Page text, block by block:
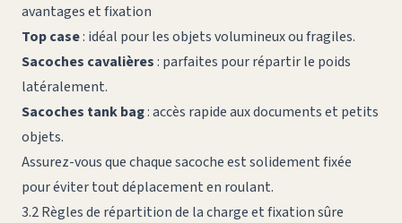
avantages et fixation
Top case: idéal pour les objets volumineux ou fragiles.
Sacoches cavalières: parfaites pour répartir le poids
latéralement.
Sacoches tank bag: accès rapide aux documents et petits
objets.
Assurez-vous que chaque sacoche est solidement fixée
pour éviter tout déplacement en roulant.
3.2 Règles de répartition de la charge et fixation sûre